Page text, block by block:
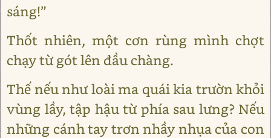
sáng!”
Thốt nhiên, một cơn rùng mình chợt
chạy từ gót lên đầu chàng.
Thế nếu như loài ma quái kia trườn khỏi
vùng lầy, tập hậu từ phía sau lưng? Nếu
những cánh tay trơn nhầy nhụa của con